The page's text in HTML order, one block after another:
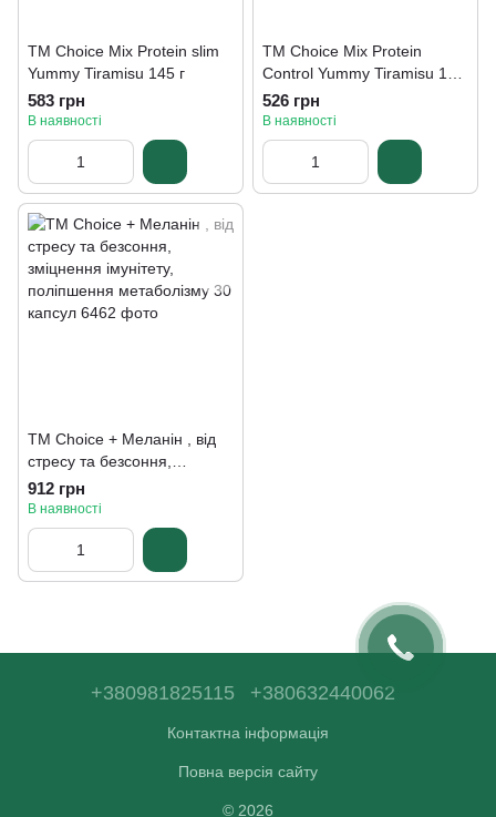
ТМ Choice Mix Protein slim
Yummу Tiramisu 145 г
583 грн
В наявності
ТМ Choice Mix Protein
Control Yummу Tiramisu 145
г
526 грн
В наявності
TM Choice + Меланін , від
стресу та безсоння,
зміцнення імунітету,
поліпшення метаболізму 30
капсул
912 грн
В наявності
+380981825115 +380632440062
Контактна інформація
Повна версія сайту
© 2026